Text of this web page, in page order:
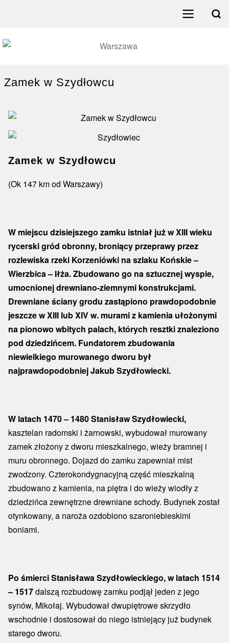
Menu
Zamek w Szydłowcu
Zamek w Szydłowcu
(Ok 147 km od Warszawy)
W miejscu dzisiejszego zamku istniał już w XIII wieku
rycerski gród obronny, broniący przeprawy przez
rozlewiska rzeki Korzeniówki na szlaku Końskie –
Wierzbica – Iłża. Zbudowano go na sztucznej wyspie,
umocnionej drewniano-ziemnymi konstrukcjami.
Drewniane ściany grodu zastąpiono prawdopodobnie
jeszcze w XIII lub XIV w. murami z kamienia ułożonymi
na pionowo wbitych palach, których resztki znaleziono
pod dziedzińcem. Fundatorem zbudowania
niewielkiego murowanego dworu był
najprawdopodobniej Jakub Szydłowiecki.
W latach 1470 – 1480 Stanisław Szydłowiecki,
kasztelan radomski i żarnowski, wybudował murowany
zamek złożony z dworu mieszkalnego, wieży bramnej i
muru obronnego. Dojazd do zamku zapewniał mist
zwodzony. Czterokondygnacyjną część mieszkalną
zbudowano z kamienia, na piętra i do wieży wiodły z
dziedzińca zewnętrzne drewniane schody. Budynek został
otynkowany, a naroża ozdobiono szaroniebieskimi
boniami.
Po śmierci Stanisława Szydłowieckiego, w latach 1514
– 1517dalszą rozbudowę zamku podjął jeden z jego
synów, Mikołaj. Wybudował dwupiętrowe skrzydło
wschodnie i dostosował do niego istniejący już budynek
starego dworu.